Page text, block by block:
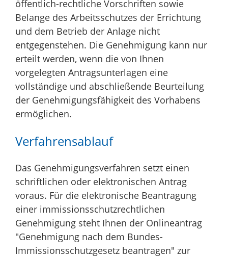
öffentlich-rechtliche Vorschriften sowie
Belange des Arbeitsschutzes der Errichtung
und dem Betrieb der Anlage nicht
entgegenstehen. Die Genehmigung kann nur
erteilt werden, wenn die von Ihnen
vorgelegten Antragsunterlagen eine
vollständige und abschließende Beurteilung
der Genehmigungsfähigkeit des Vorhabens
ermöglichen.
Verfahrensablauf
Das Genehmigungsverfahren setzt einen
schriftlichen oder elektronischen Antrag
voraus. Für die elektronische Beantragung
einer immissionsschutzrechtlichen
Genehmigung steht Ihnen der Onlineantrag
"Genehmigung nach dem Bundes-
Immissionsschutzgesetz beantragen" zur